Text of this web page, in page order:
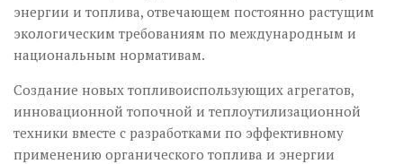
энергии и топлива, отвечающем постоянно растущим
экологическим требованиям по международным и
национальным нормативам.
Создание новых топливо­использующих агрегатов,
инновационной топочной и теплоути­ли­за­ционной
техники вместе с разработками по эффективному
применению органического топлива и энергии